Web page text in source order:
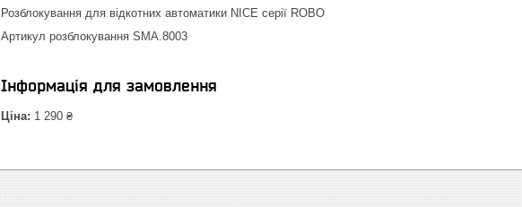
Розблокування для відкотних автоматики NICE серії ROBO
Артикул розблокування SMA.8003
Інформація для замовлення
Ціна: 1 290 ₴